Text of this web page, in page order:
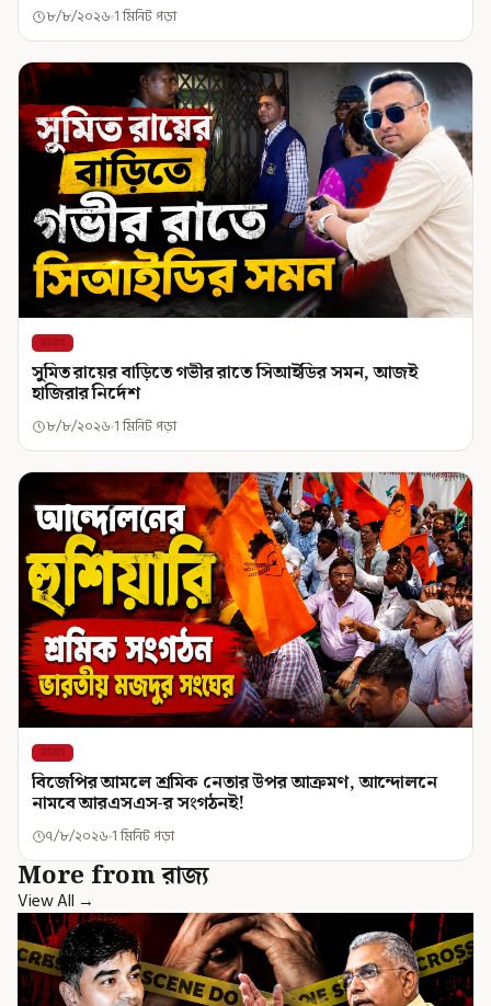
৮/৮/২০২৬ 1 মিনিট পড়া
রাজ্য
সুমিত রায়ের বাড়িতে গভীর রাতে সিআইডির সমন, আজই
হাজিরার নির্দেশ
৮/৮/২০২৬ 1 মিনিট পড়া
রাজ্য
বিজেপির আমলে শ্রমিক নেতার উপর আক্রমণ, আন্দোলনে
নামবে আরএসএস-র সংগঠনই!
৭/৮/২০২৬ 1 মিনিট পড়া
More from রাজ্য
View All →